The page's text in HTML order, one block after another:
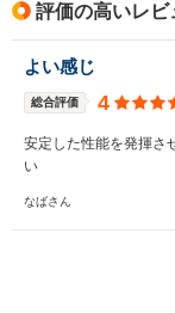
評価の高いレビ
よい感じ
総合評価 4
安定した性能を発揮さ
い
なばさん